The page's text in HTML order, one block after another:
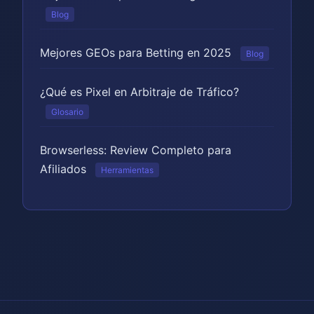
Blog
Mejores GEOs para Betting en 2025 Blog
¿Qué es Pixel en Arbitraje de Tráfico?
Glosario
Browserless: Review Completo para
Afiliados
Herramientas